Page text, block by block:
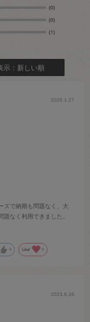
(0)
(0)
(1)
示：新しい順
2026.1.27
ズで納期も問題なく、大
なく利用できました。
0 Like! 0
2023.8.26